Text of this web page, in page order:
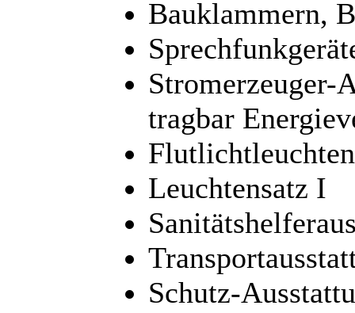
Bauklammern,
Stromerzeuger-
tragbar
Leuchtensatz I
Schutz-